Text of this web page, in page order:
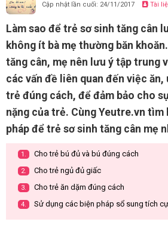
Cập nhật lần cuối: 24/11/2017 Tài
Làm sao để trẻ sơ sinh tăng cân
không ít bà mẹ thường băn
tăng cân, mẹ nên lưu ý tập trung
các vấn đề liên quan đến việc ăn,
trẻ đúng cách, để đảm bảo cho
nặng của trẻ. Cùng Yeutre.vn tìm
pháp để trẻ sơ sinh tăng cân mẹ
1. Cho trẻ bú đủ và bú đúng cách
2. Cho trẻ ngủ đủ giấc
3. Cho trẻ ăn dặm đúng cách
4. Sử dụng các biện pháp sổ sung tích